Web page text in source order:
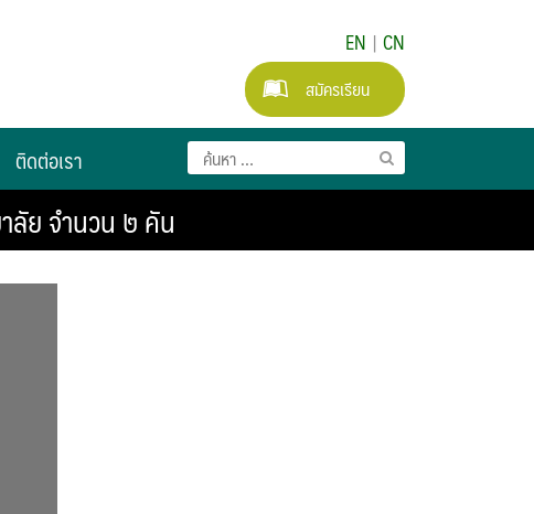
EN | CN
สมัครเรียน
ติดต่อเรา
ลัย จำนวน ๒ คัน